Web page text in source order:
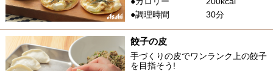
●調理時間
30分
餃子の皮
手づくりの皮でワンランク上の餃子
を目指そう!